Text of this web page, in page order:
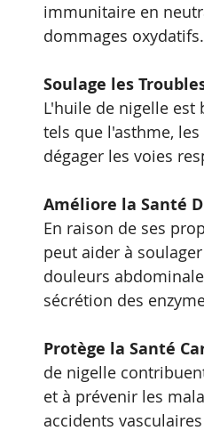
immunitaire en
dommages oxydatifs.
Soulage les
L'huile de nigelle
tels que l'asthme,
dégager les voies
Améliore la Santé
En raison de ses
peut aider à
douleurs
sécrétion des
Protège la Santé
de nigelle
et à prévenir les
accidents